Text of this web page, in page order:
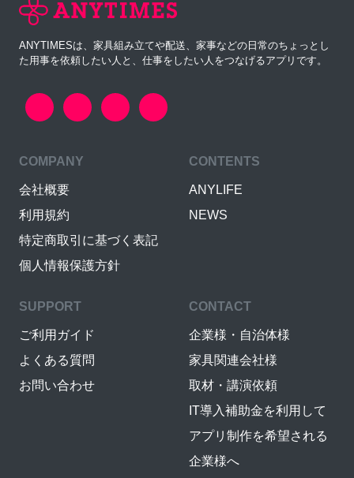
ANYTIMESは、家具組み立てや配送、家事などの日常のちょっとし
た用事を依頼したい人と、仕事をしたい人をつなげるアプリです。
COMPANY
会社概要
利用規約
特定商取引に基づく表記
個人情報保護方針
CONTENTS
ANYLIFE
NEWS
SUPPORT
ご利用ガイド
よくある質問
お問い合わせ
CONTACT
企業様・自治体様
家具関連会社様
取材・講演依頼
IT導入補助金を利用して
アプリ制作を希望される
企業様へ